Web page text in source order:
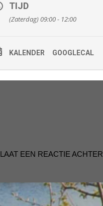
TIJD
(Zaterdag) 09:00 - 12:00
KALENDER GOOGLECAL
LAAT EEN REACTIE ACHTER